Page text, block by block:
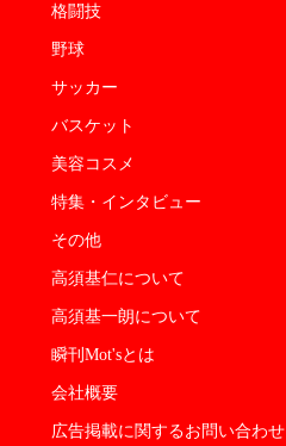
格闘技
野球
サッカー
バスケット
美容コスメ
特集・インタビュー
その他
高須基仁について
高須基一朗について
瞬刊Mot'sとは
会社概要
広告掲載に関するお問い合わせ